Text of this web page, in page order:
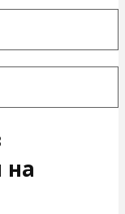
на